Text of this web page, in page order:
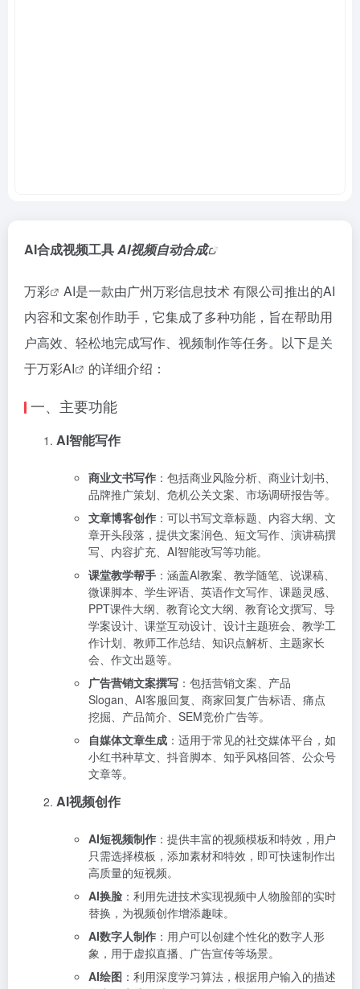
AI合成视频工具AI视频自动合成
万彩
AI是一款由广州万彩信息技术 有限公司推出的AI
内容和文案创作助手，它集成了多种功能，旨在帮助用
户高效、轻松地完成写作、视频制作等任务。以下是关
于万彩AI 的详细介绍：
一、主要功能
AI智能写作
商业文书写作 ：包括商业风险分析、商业计划书、
品牌推广策划、危机公关文案、市场调研报告等。
文章博客创作 ：可以书写文章标题、内容大纲、文
章开头段落，提供文案润色、短文写作、演讲稿撰
写、内容扩充、AI智能改写等功能。
课堂教学帮手 ：涵盖AI教案、教学随笔、说课稿、
微课脚本、学生评语、英语作文写作、课题灵感、
PPT课件大纲、教育论文大纲、教育论文撰写、导
学案设计、课堂互动设计、设计主题班会、教学工
作计划、教师工作总结、知识点解析、主题家长
会、作文出题等。
广告营销文案撰写 ：包括营销文案、产品
Slogan、AI客服回复、商家回复广告标语、痛点
挖掘、产品简介、SEM竞价广告等。
自媒体文章生成 ：适用于常见的社交媒体平台，如
小红书种草文、抖音脚本、知乎风格回答、公众号
文章等。
AI视频创作
AI短视频制作 ：提供丰富的视频模板和特效，用户
只需选择模板，添加素材和特效，即可快速制作出
高质量的短视频。
AI换脸 ：利用先进技术实现视频中人物脸部的实时
替换，为视频创作增添趣味。
AI数字人制作 ：用户可以创建个性化的数字人形
象，用于虚拟直播、广告宣传等场景。
AI绘图 ：利用深度学习算法，根据用户输入的描述